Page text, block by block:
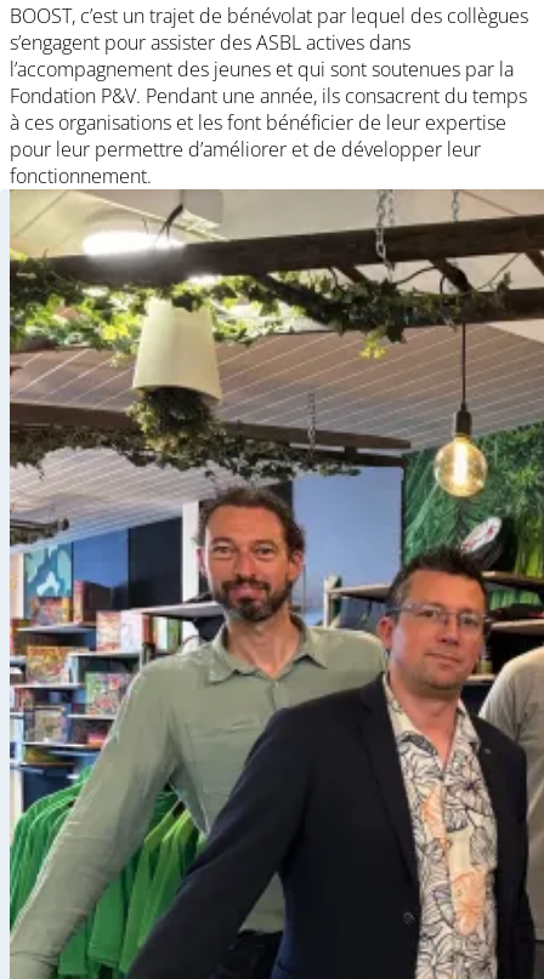
BOOST, c’est un trajet de bénévolat par lequel des collègues
s’engagent pour assister des ASBL actives dans
l’accompagnement des jeunes et qui sont soutenues par la
Fondation P&V. Pendant une année, ils consacrent du temps
à ces organisations et les font bénéficier de leur expertise
pour leur permettre d’améliorer et de développer leur
fonctionnement.